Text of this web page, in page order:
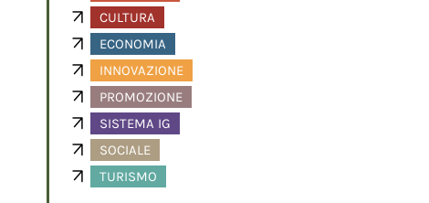
CULTURA
ECONOMIA
INNOVAZIONE
PROMOZIONE
SISTEMA IG
SOCIALE
TURISMO